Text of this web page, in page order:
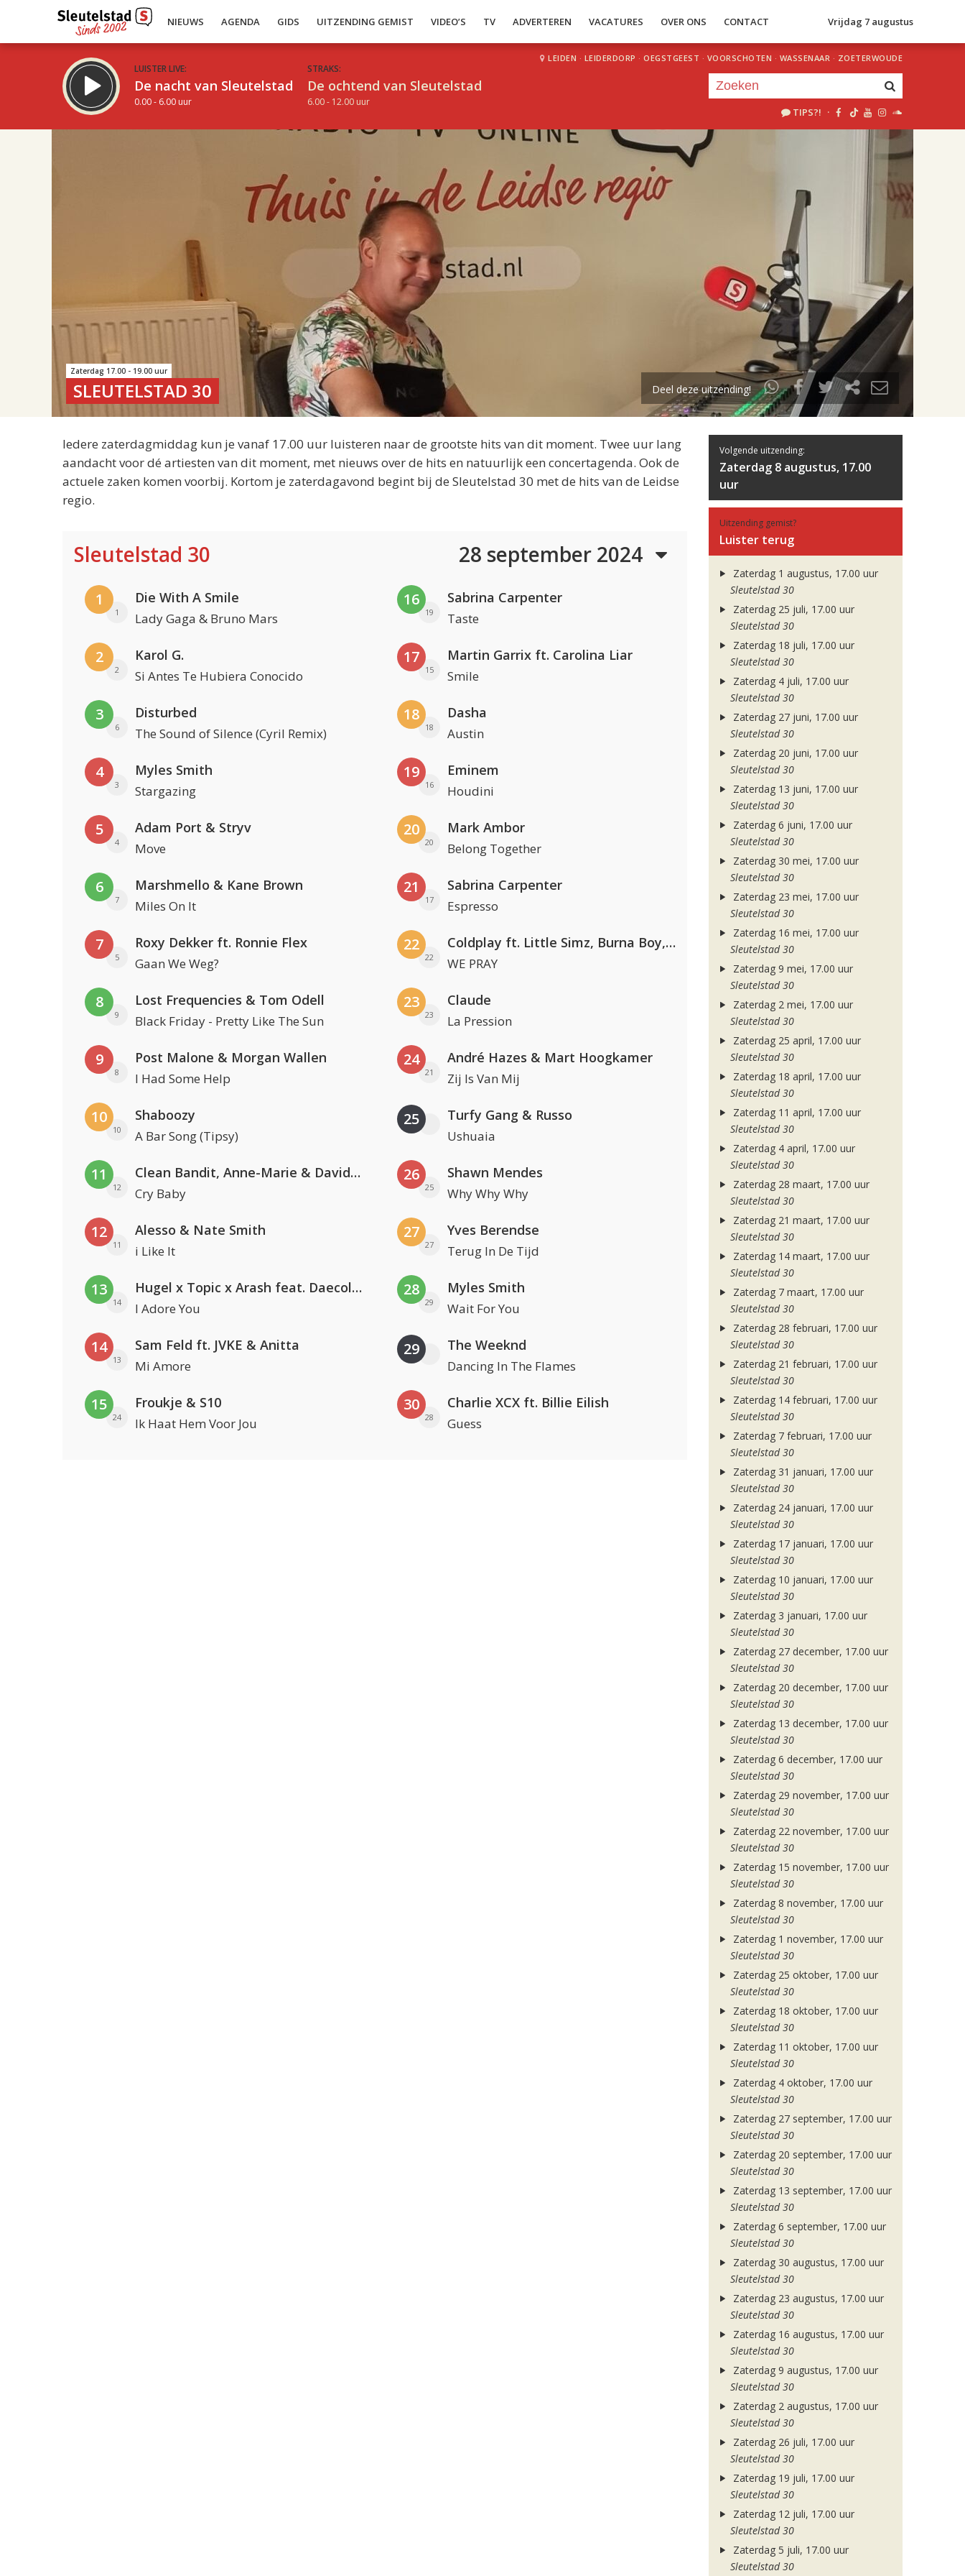
NIEUWS AGENDA GIDS UITZENDING GEMIST VIDEO’S TV ADVERTEREN VACATURES OVER ONS CONTACT Vrijdag 7 augustus
LUISTER LIVE:
De nacht van Sleutelstad
0.00 - 6.00 uur
STRAKS:
De ochtend van Sleutelstad
6.00 - 12.00 uur
LEIDEN · LEIDERDORP · OEGSTGEEST · VOORSCHOTEN · WASSENAAR · ZOETERWOUDE
TIPS?! ·
uur 1 van 2
Volgend uur
Zaterdag 17.00 - 19.00 uur
SLEUTELSTAD 30 Deel deze uitzending!
Iedere zaterdagmiddag kun je vanaf 17.00 uur luisteren naar de grootste hits van dit moment. Twee uur lang
aandacht voor dé artiesten van dit moment, met nieuws over de hits en natuurlijk een concertagenda. Ook de
actuele zaken komen voorbij. Kortom je zaterdagavond begint bij de Sleutelstad 30 met de hits van de Leidse
regio.
Sleutelstad 30 28 september 2024
1
1
Die With A Smile
Lady Gaga & Bruno Mars
2
2
Karol G.
Si Antes Te Hubiera Conocido
3
6
Disturbed
The Sound of Silence (Cyril Remix)
4
3
Myles Smith
Stargazing
5
4
Adam Port & Stryv
Move
6
7
Marshmello & Kane Brown
Miles On It
7
5
Roxy Dekker ft. Ronnie Flex
Gaan We Weg?
8
9
Lost Frequencies & Tom Odell
Black Friday - Pretty Like The Sun
9
8
Post Malone & Morgan Wallen
I Had Some Help
10
10
Shaboozy
A Bar Song (Tipsy)
11
12
Clean Bandit, Anne-Marie & David Guetta
Cry Baby
12
11
Alesso & Nate Smith
i Like It
13
14
Hugel x Topic x Arash feat. Daecolm
I Adore You
14
13
Sam Feld ft. JVKE & Anitta
Mi Amore
15
24
Froukje & S10
Ik Haat Hem Voor Jou
16
19
Sabrina Carpenter
Taste
17
15
Martin Garrix ft. Carolina Liar
Smile
18
18
Dasha
Austin
19
16
Eminem
Houdini
20
20
Mark Ambor
Belong Together
21
17
Sabrina Carpenter
Espresso
22
22
Coldplay ft. Little Simz, Burna Boy, Elyanna & Tini
WE PRAY
23
23
Claude
La Pression
24
21
André Hazes & Mart Hoogkamer
Zij Is Van Mij
25 Turfy Gang & Russo
Ushuaia
26
25
Shawn Mendes
Why Why Why
27
27
Yves Berendse
Terug In De Tijd
28
29
Myles Smith
Wait For You
29 The Weeknd
Dancing In The Flames
30
28
Charlie XCX ft. Billie Eilish
Guess
Volgende uitzending:
Zaterdag 8 augustus, 17.00
uur
Uitzending gemist?
Luister terug
Zaterdag 1 augustus, 17.00 uur
Sleutelstad 30
Zaterdag 25 juli, 17.00 uur
Sleutelstad 30
Zaterdag 18 juli, 17.00 uur
Sleutelstad 30
Zaterdag 4 juli, 17.00 uur
Sleutelstad 30
Zaterdag 27 juni, 17.00 uur
Sleutelstad 30
Zaterdag 20 juni, 17.00 uur
Sleutelstad 30
Zaterdag 13 juni, 17.00 uur
Sleutelstad 30
Zaterdag 6 juni, 17.00 uur
Sleutelstad 30
Zaterdag 30 mei, 17.00 uur
Sleutelstad 30
Zaterdag 23 mei, 17.00 uur
Sleutelstad 30
Zaterdag 16 mei, 17.00 uur
Sleutelstad 30
Zaterdag 9 mei, 17.00 uur
Sleutelstad 30
Zaterdag 2 mei, 17.00 uur
Sleutelstad 30
Zaterdag 25 april, 17.00 uur
Sleutelstad 30
Zaterdag 18 april, 17.00 uur
Sleutelstad 30
Zaterdag 11 april, 17.00 uur
Sleutelstad 30
Zaterdag 4 april, 17.00 uur
Sleutelstad 30
Zaterdag 28 maart, 17.00 uur
Sleutelstad 30
Zaterdag 21 maart, 17.00 uur
Sleutelstad 30
Zaterdag 14 maart, 17.00 uur
Sleutelstad 30
Zaterdag 7 maart, 17.00 uur
Sleutelstad 30
Zaterdag 28 februari, 17.00 uur
Sleutelstad 30
Zaterdag 21 februari, 17.00 uur
Sleutelstad 30
Zaterdag 14 februari, 17.00 uur
Sleutelstad 30
Zaterdag 7 februari, 17.00 uur
Sleutelstad 30
Zaterdag 31 januari, 17.00 uur
Sleutelstad 30
Zaterdag 24 januari, 17.00 uur
Sleutelstad 30
Zaterdag 17 januari, 17.00 uur
Sleutelstad 30
Zaterdag 10 januari, 17.00 uur
Sleutelstad 30
Zaterdag 3 januari, 17.00 uur
Sleutelstad 30
Zaterdag 27 december, 17.00 uur
Sleutelstad 30
Zaterdag 20 december, 17.00 uur
Sleutelstad 30
Zaterdag 13 december, 17.00 uur
Sleutelstad 30
Zaterdag 6 december, 17.00 uur
Sleutelstad 30
Zaterdag 29 november, 17.00 uur
Sleutelstad 30
Zaterdag 22 november, 17.00 uur
Sleutelstad 30
Zaterdag 15 november, 17.00 uur
Sleutelstad 30
Zaterdag 8 november, 17.00 uur
Sleutelstad 30
Zaterdag 1 november, 17.00 uur
Sleutelstad 30
Zaterdag 25 oktober, 17.00 uur
Sleutelstad 30
Zaterdag 18 oktober, 17.00 uur
Sleutelstad 30
Zaterdag 11 oktober, 17.00 uur
Sleutelstad 30
Zaterdag 4 oktober, 17.00 uur
Sleutelstad 30
Zaterdag 27 september, 17.00 uur
Sleutelstad 30
Zaterdag 20 september, 17.00 uur
Sleutelstad 30
Zaterdag 13 september, 17.00 uur
Sleutelstad 30
Zaterdag 6 september, 17.00 uur
Sleutelstad 30
Zaterdag 30 augustus, 17.00 uur
Sleutelstad 30
Zaterdag 23 augustus, 17.00 uur
Sleutelstad 30
Zaterdag 16 augustus, 17.00 uur
Sleutelstad 30
Zaterdag 9 augustus, 17.00 uur
Sleutelstad 30
Zaterdag 2 augustus, 17.00 uur
Sleutelstad 30
Zaterdag 26 juli, 17.00 uur
Sleutelstad 30
Zaterdag 19 juli, 17.00 uur
Sleutelstad 30
Zaterdag 12 juli, 17.00 uur
Sleutelstad 30
Zaterdag 5 juli, 17.00 uur
Sleutelstad 30